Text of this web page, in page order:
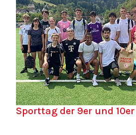
Sporttag der 9er und 10er